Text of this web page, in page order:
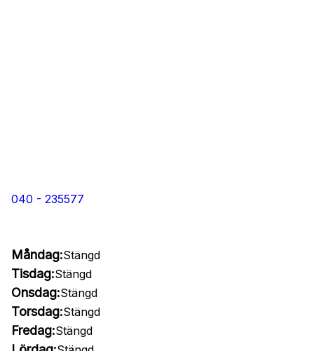
040 - 235577
Måndag:Stängd
Tisdag:Stängd
Onsdag:Stängd
Torsdag:Stängd
Fredag:Stängd